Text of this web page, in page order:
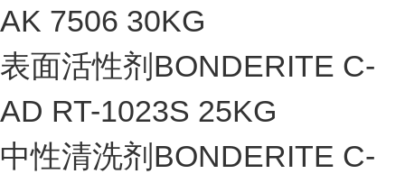
AK 7506 30KG
表面活性剂BONDERITE C-
AD RT-1023S 25KG
中性清洗剂BONDERITE C-